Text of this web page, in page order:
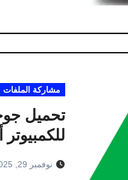
مشاركة الملفات
نوفمبر 29, 2025